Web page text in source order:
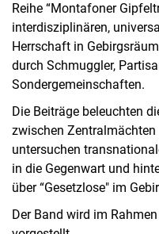
Reihe “Montafoner
interdisziplinären,
Herrschaft in
durch Schmuggler,
Sondergemeinschaften.
Die Beiträge beleuchten
zwischen Zentralmächten
untersuchen
in die Gegenwart und
über “Gesetzlose" im
Der Band wird im